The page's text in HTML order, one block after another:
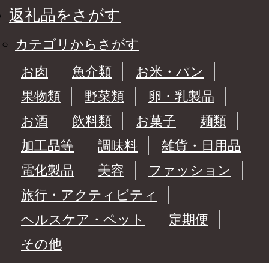
返礼品をさがす
カテゴリからさがす
お肉
魚介類
お米・パン
果物類
野菜類
卵・乳製品
お酒
飲料類 お菓子
麺類
加工品等
調味料
雑貨・日用品
電化製品
美容
ファッション
旅行・アクティビティ
ヘルスケア・ペット
定期便
その他